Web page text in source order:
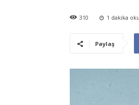
310 1 dakika
Paylaş